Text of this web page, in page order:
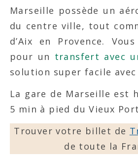
Marseille possède un
du centre ville, tout
d’Aix en Provence.
pour un transfert avec
solution super facile
La gare de Marseille est
5 min à pied du Vieux
Trouver votre billet de
de toute la